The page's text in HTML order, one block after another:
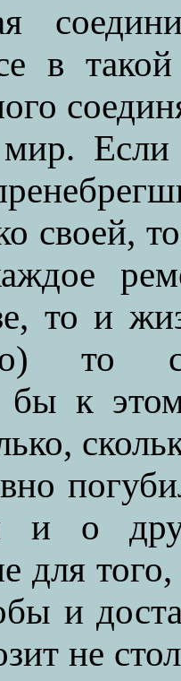
в
мир.
своей,
то и
то
бы к
и о
для
и
не